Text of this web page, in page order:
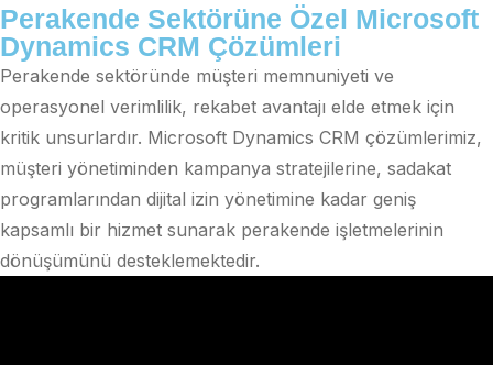
Perakende Sektörüne Özel Microsoft
Dynamics CRM Çözümleri
Perakende sektöründe müşteri memnuniyeti ve
operasyonel verimlilik, rekabet avantajı elde etmek için
kritik unsurlardır. Microsoft Dynamics CRM çözümlerimiz,
müşteri yönetiminden kampanya stratejilerine, sadakat
programlarından dijital izin yönetimine kadar geniş
kapsamlı bir hizmet sunarak perakende işletmelerinin
dönüşümünü desteklemektedir.